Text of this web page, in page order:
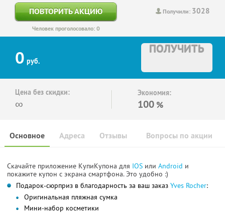
Получили: 3028
ПОВТОРИТЬ АКЦИЮ
Человек проголосовало: 0
0 руб.
ПОЛУЧИТЬ
Цена без скидки:
∞
Экономия:
100 %
Основное Отзывы Вопросы по акции
Адреса
Скачайте приложение КупиКупона для IOS или Android и
покажите купон с экрана смартфона. Это удобно :)
Подарок-сюрприз в благодарность за ваш заказ Yves Rocher:
Оригинальная пляжная сумка
Мини-набор косметики